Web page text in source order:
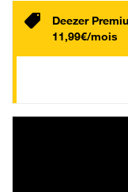
Deezer
11,99€/mois